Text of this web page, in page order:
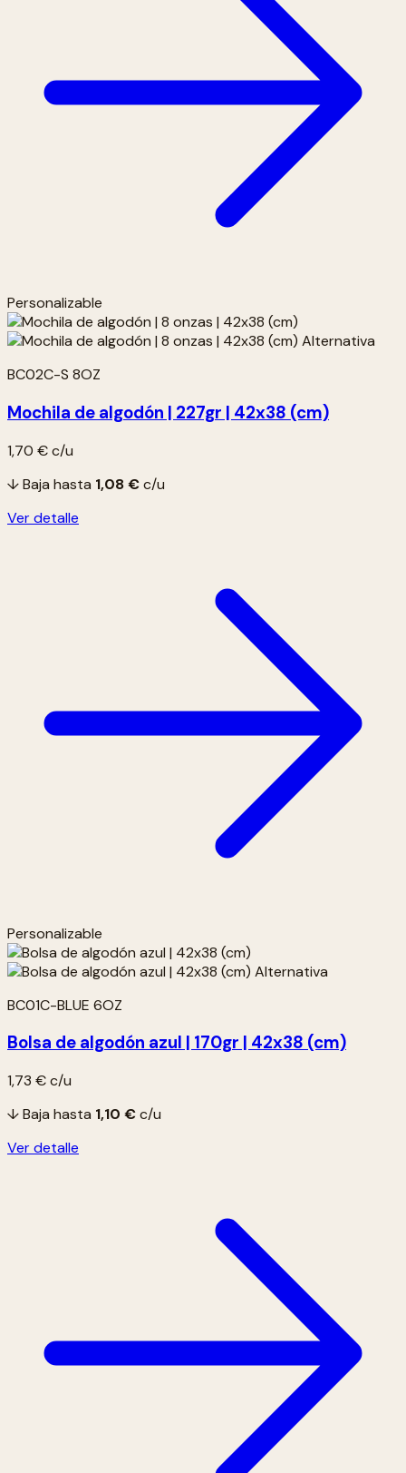
Personalizable
BC02C-S 8OZ
Mochila de algodón | 227gr | 42x38 (cm)
1,70 €c/u
↓ Baja hasta 1,08 €c/u
Ver detalle
Personalizable
BC01C-BLUE 6OZ
Bolsa de algodón azul | 170gr | 42x38 (cm)
1,73 €c/u
↓ Baja hasta 1,10 €c/u
Ver detalle